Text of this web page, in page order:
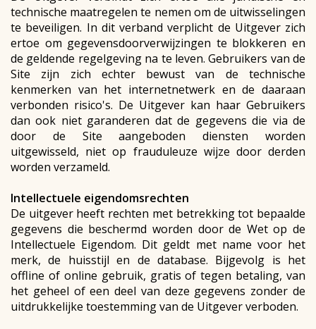
technische maatregelen te nemen om de uitwisselingen
te beveiligen. In dit verband verplicht de Uitgever zich
ertoe om gegevensdoorverwijzingen te blokkeren en
de geldende regelgeving na te leven. Gebruikers van de
Site zijn zich echter bewust van de technische
kenmerken van het internetnetwerk en de daaraan
verbonden risico's. De Uitgever kan haar Gebruikers
dan ook niet garanderen dat de gegevens die via de
door de Site aangeboden diensten worden
uitgewisseld, niet op frauduleuze wijze door derden
worden verzameld.
Intellectuele eigendomsrechten
De uitgever heeft rechten met betrekking tot bepaalde
gegevens die beschermd worden door de Wet op de
Intellectuele Eigendom. Dit geldt met name voor het
merk, de huisstijl en de database. Bijgevolg is het
offline of online gebruik, gratis of tegen betaling, van
het geheel of een deel van deze gegevens zonder de
uitdrukkelijke toestemming van de Uitgever verboden.